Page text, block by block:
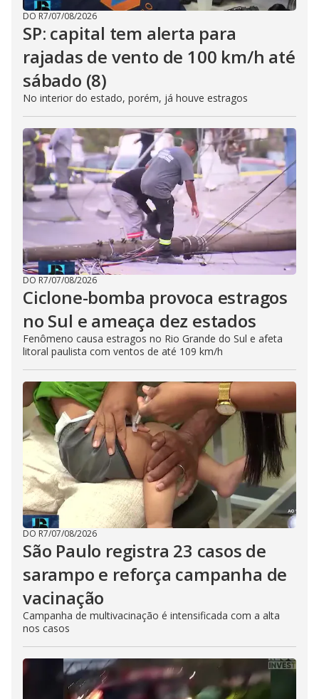
DO R7/07/08/2026
SP: capital tem alerta para
rajadas de vento de 100 km/h até
sábado (8)
No interior do estado, porém, já houve estragos
DO R7/07/08/2026
Ciclone-bomba provoca estragos
no Sul e ameaça dez estados
Fenômeno causa estragos no Rio Grande do Sul e afeta
litoral paulista com ventos de até 109 km/h
DO R7/07/08/2026
São Paulo registra 23 casos de
sarampo e reforça campanha de
vacinação
Campanha de multivacinação é intensificada com a alta
nos casos